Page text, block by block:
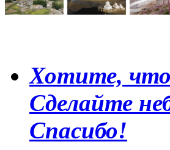
Хотите,
Сделайте
Спасибо!